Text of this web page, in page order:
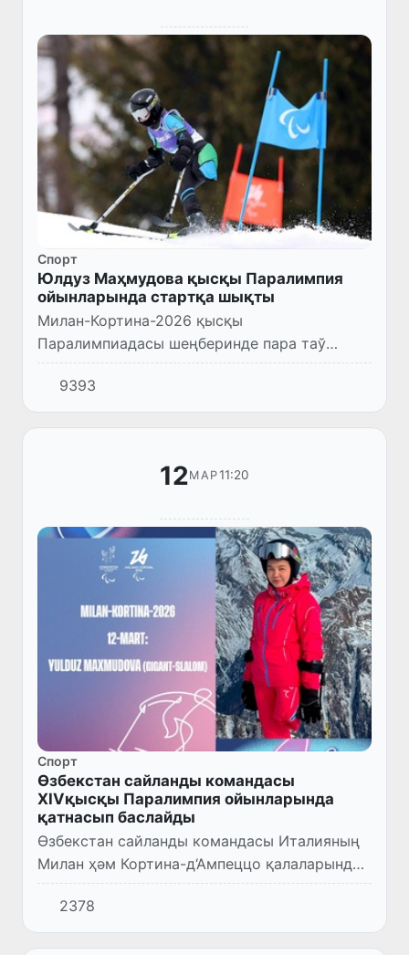
Спорт
Юлдуз Маҳмудова қысқы Паралимпия
ойынларында стартқа шықты
Милан-Кортина-2026 қысқы
Паралимпиадасы шеңберинде пара таў
чанғысы бойынша ҳаял-қызлар арасында
беллесиўлер басланды.
9393
12МАР11:20
Спорт
Өзбекстан сайланды командасы
XIVқысқы Паралимпия ойынларында
қатнасып баслайды
Өзбекстан сайланды командасы Италияның
Милан ҳәм Кортина-д‘Ампеццо қалаларында
болып өтип атырған XIV қысқы Паралимпия
ойынларының жарысларына рәсмий түрде
киристи.
2378